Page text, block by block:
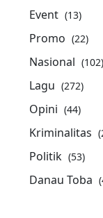
Event (13)
Promo (22)
Nasional (102)
Lagu (272)
Opini (44)
Kriminalitas
Politik (53)
Danau Toba